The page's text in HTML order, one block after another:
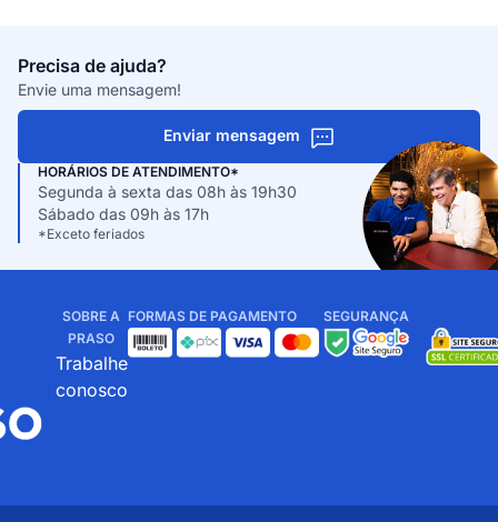
Precisa de ajuda?
Envie uma mensagem!
Enviar mensagem
HORÁRIOS DE ATENDIMENTO*
Segunda à sexta das 08h às 19h30
Sábado das 09h às 17h
*Exceto feriados
SOBRE A
PRASO
Trabalhe
conosco
FORMAS DE PAGAMENTO SEGURANÇA